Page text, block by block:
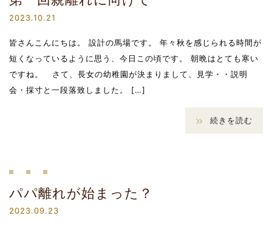
2023.10.21
皆さんこんにちは。 設計の馬場です。 年々秋を感じられる時間が
短くなっているように思う、今日この頃です。 朝晩はとても寒い
ですね。 さて、長女の幼稚園が決まりまして、見学・・説明
会・採寸と一段落致しました。 […]
続きを読む
パパ離れが始まった？
2023.09.23